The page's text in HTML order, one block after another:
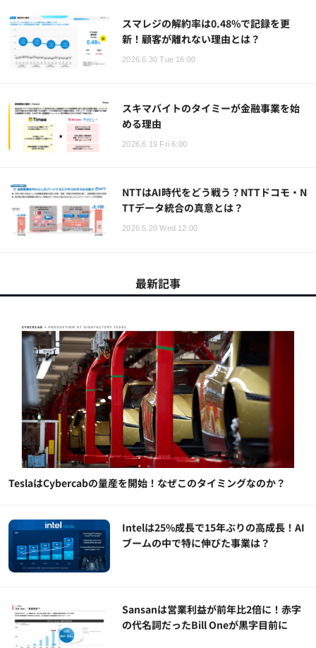
スマレジの解約率は0.48%で記録を更
新！顧客が離れない理由とは？
2026.6.30 Tue 16:00
スキマバイトのタイミーが金融事業を始
める理由
2026.6.19 Fri 6:00
NTTはAI時代をどう戦う？NTTドコモ・N
TTデータ統合の真意とは？
2026.5.20 Wed 12:00
最新記事
TeslaはCybercabの量産を開始！なぜこのタイミングなのか？
Intelは25%成長で15年ぶりの高成長！AI
ブームの中で特に伸びた事業は？
Sansanは営業利益が前年比2倍に！赤字
の代名詞だったBill Oneが黒字目前に